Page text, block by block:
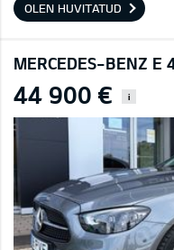
OLEN HUVITATUD
MERCEDES-BENZ E
44 900 € i